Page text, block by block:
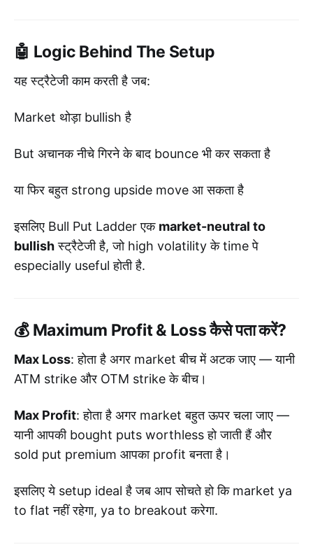
🤖 Logic Behind The Setup
यह स्ट्रैटेजी काम करती है जब:
Market थोड़ा bullish है
But अचानक नीचे गिरने के बाद bounce भी कर सकता है
या फिर बहुत strong upside move आ सकता है
इसलिए Bull Put Ladder एक market-neutral to
bullishस्ट्रैटेजी है, जो high volatility के time पे
especially useful होती है.
💰 Maximum Profit & Loss कैसे पता करें?
Max Loss: होता है अगर market बीच में अटक जाए — यानी
ATM strike और OTM strike के बीच।
Max Profit: होता है अगर market बहुत ऊपर चला जाए —
यानी आपकी bought puts worthless हो जाती हैं और
sold put premium आपका profit बनता है।
इसलिए ये setup ideal है जब आप सोचते हो कि market ya
to flat नहीं रहेगा, ya to breakout करेगा.